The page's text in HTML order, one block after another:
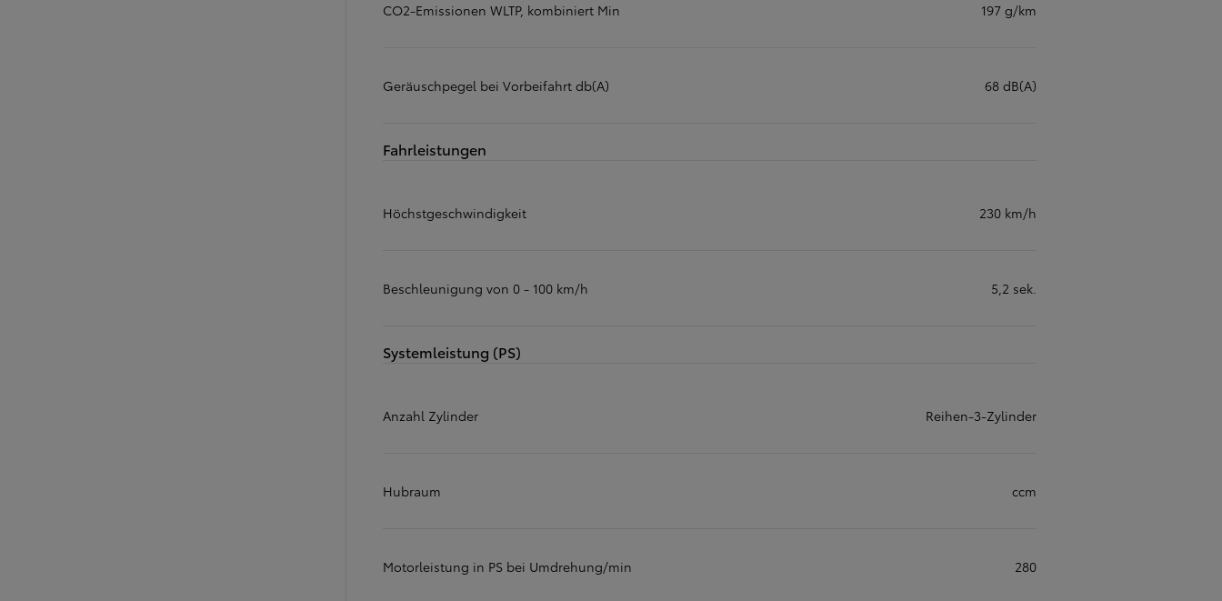
CO2-Emissionen WLTP, kombiniert Min 197 g/km
Geräuschpegel bei Vorbeifahrt db(A) 68 dB(A)
Fahrleistungen
Höchstgeschwindigkeit 230 km/h
Beschleunigung von 0 - 100 km/h 5,2 sek.
Systemleistung (PS)
Anzahl Zylinder Reihen-3-Zylinder
Hubraum ccm
Motorleistung in PS bei Umdrehung/min 280